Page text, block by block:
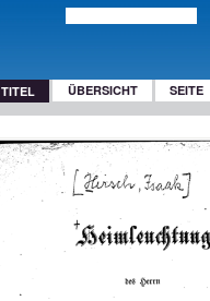
TITEL ÜBERSICHT SEITE